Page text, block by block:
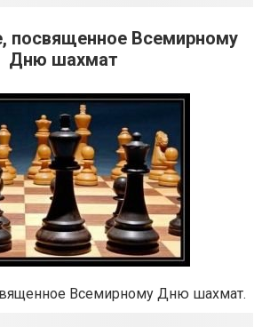
посвященное Всемирному
Дню шахмат
Всемирному Дню шахмат.